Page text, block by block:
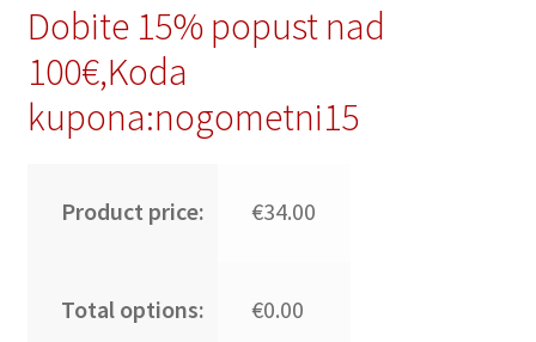
Dobite 15% popust nad
100€,Koda
kupona:nogometni15
Product price: €34.00
Total options: €0.00